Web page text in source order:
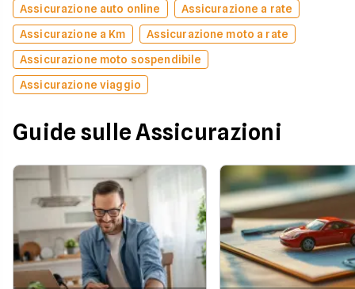
Assicurazione auto online
Assicurazione a rate
Assicurazione a Km
Assicurazione moto a rate
Assicurazione moto sospendibile
Assicurazione viaggio
Guide sulle Assicurazioni